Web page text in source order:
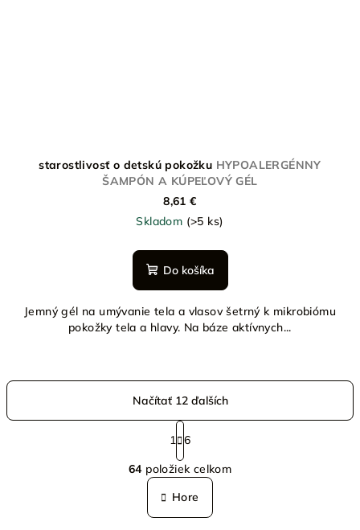
starostlivosť o detskú pokožku HYPOALERGÉNNY
ŠAMPÓN A KÚPEĽOVÝ GÉL
8,61 €
Skladom (>5 ks)
Do košíka
Jemný gél na umývanie tela a vlasov šetrný k mikrobiómu
pokožky tela a hlavy. Na báze aktívnych...
O
v
l
á
Načítať 12 ďalších
S
t
r
á
n
k
o
1 6
64položiek celkom
Hore